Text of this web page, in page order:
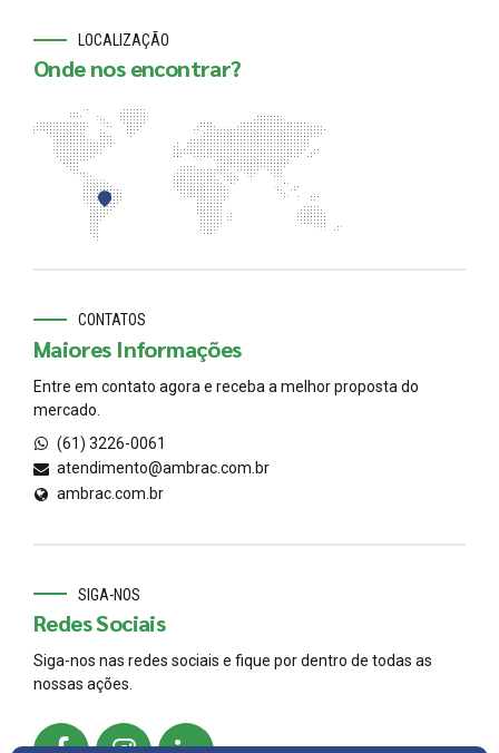
LOCALIZAÇÃO
Onde nos encontrar?
CONTATOS
Maiores Informações
Entre em contato agora e receba a melhor proposta do
mercado.
(61) 3226-0061
atendimento@ambrac.com.br
ambrac.com.br
SIGA-NOS
Redes Sociais
Siga-nos nas redes sociais e fique por dentro de todas as
nossas ações.